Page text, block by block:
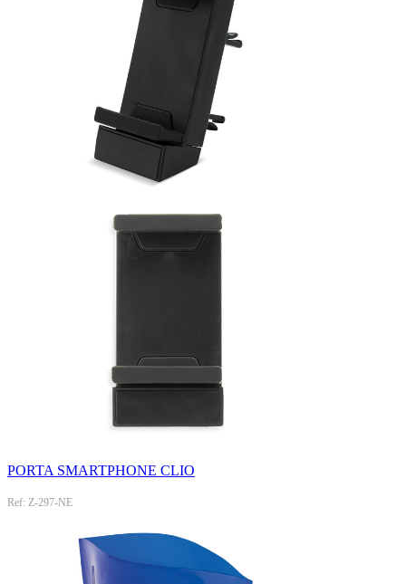
PORTA SMARTPHONE CLIO
Ref: Z-297-NE